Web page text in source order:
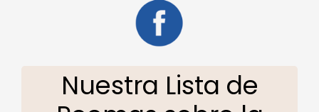
Nuestra Lista de